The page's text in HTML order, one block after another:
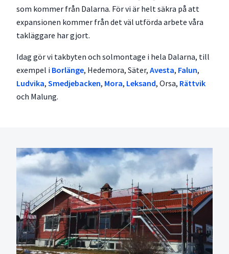
som kommer från Dalarna. För vi är helt säkra på att
expansionen kommer från det väl utförda arbete våra
takläggare har gjort.
Idag gör vi takbyten och solmontage i hela Dalarna, till
exempel i Borlänge, Hedemora, Säter, Avesta, Falun,
Ludvika, Smedjebacken, Mora, Leksand, Orsa, Rättvik
och Malung.